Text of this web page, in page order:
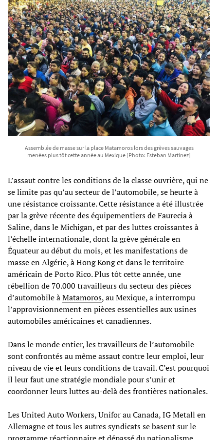
Assemblée de masse sur la place Matamoros lors des grèves sauvages
menées plus tôt cette année au Mexique [Photo: Esteban Martínez]
L’assaut contre les conditions de la classe ouvrière, qui ne
se limite pas qu’au secteur de l’automobile, se heurte à
une résistance croissante. Cette résistance a été illustrée
par la grève récente des équipementiers de Faurecia à
Saline, dans le Michigan, et par des luttes croissantes à
l’échelle internationale, dont la grève générale en
Équateur au début du mois, et les manifestations de
masse en Algérie, à Hong Kong et dans le territoire
américain de Porto Rico. Plus tôt cette année, une
rébellion de 70.000 travailleurs du secteur des pièces
d’automobile àMatamoros, au Mexique, a interrompu
l’approvisionnement en pièces essentielles aux usines
automobiles américaines et canadiennes.
Dans le monde entier, les travailleurs de l’automobile
sont confrontés au même assaut contre leur emploi, leur
niveau de vie et leurs conditions de travail. C’est pourquoi
il leur faut une stratégie mondiale pour s’unir et
coordonner leurs luttes au-delà des frontières nationales.
Les United Auto Workers, Unifor au Canada, IG Metall en
Allemagne et tous les autres syndicats se basent sur le
programme réactionnaire et dépassé du nationalisme.